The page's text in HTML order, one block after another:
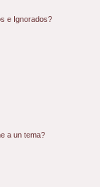
e Ignorados?
a un tema?